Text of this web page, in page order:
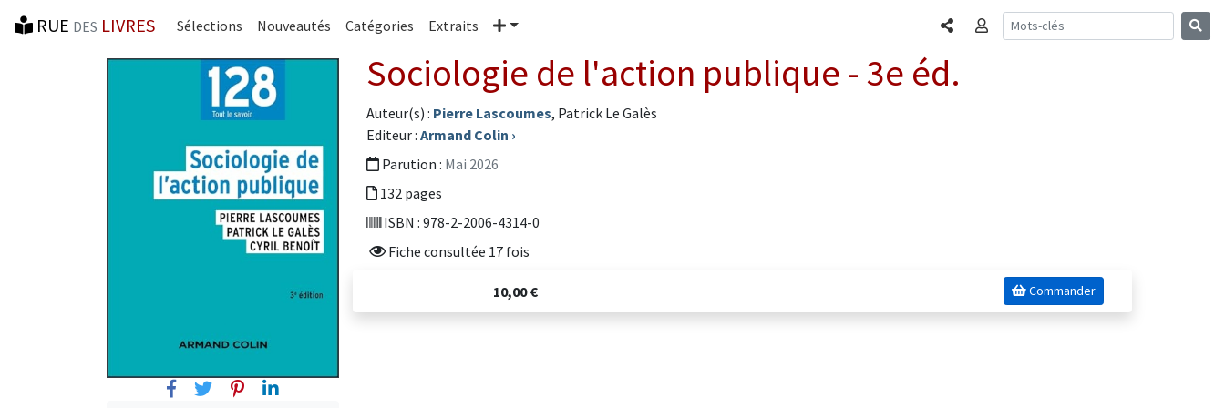
RUE DES LIVRES Sélections Nouveautés Catégories Extraits Plus PartagerConnexion
FacebookTwitterPinterest
Linkedin
Sociologie de l'action publique - 3e éd.
Auteur(s) : Pierre Lascoumes, Patrick Le Galès
Editeur : Armand Colin ›
Parution : Mai 2026
132 pages
ISBN : 978-2-2006-4314-0
Fiche consultée 17 fois
10,00 € Commander